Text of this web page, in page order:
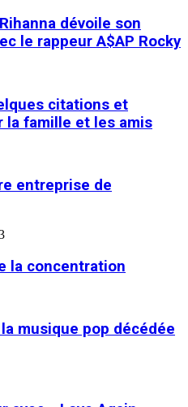
dévoile son
le rappeur A$AP Rocky
citations et
la famille et les amis
entreprise de
la concentration
musique pop décédée